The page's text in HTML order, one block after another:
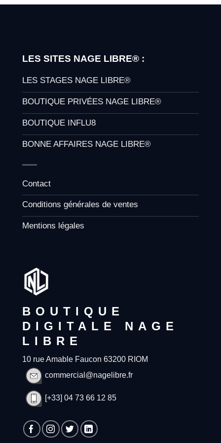
BOUTIQUE
DIGITALE NAGE
LIBRE
10 rue Amable Faucon 63200 RIOM
commercial@nagelibre.fr
[+33] 04 73 66 12 85
LES SITES NAGE LIBRE® :
LES STAGES NAGE LIBRE®
BOUTIQUE PRIVÉES NAGE LIBRE®
BOUTIQUE INFLU8
BONNE AFFAIRES NAGE LIBRE®
Contact
Conditions générales de ventes
Mentions légales